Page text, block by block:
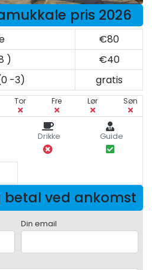
pris 2026
€80
)
€40
-3)
gratis
Tor Fre Lør Søn
Drikke Guide
betal ved ankomst
Din email